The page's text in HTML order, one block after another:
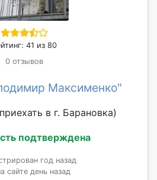
41 из 80
0 отзывов
Максименко"
в г. Барановка)
подтверждена
год назад
сайте день назад